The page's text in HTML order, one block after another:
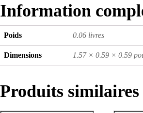
Information
Poids 0.06 livres
Dimensions 1.57 × 0.59 × 0.59
Produits similaires